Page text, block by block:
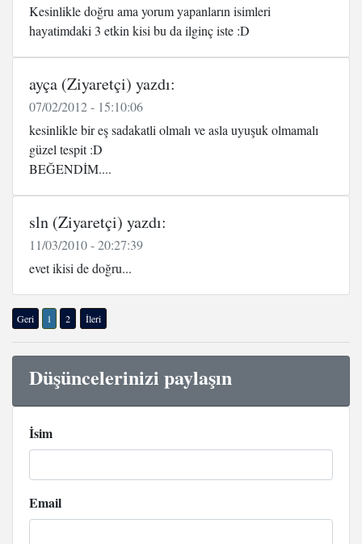
Kesinlikle doğru ama yorum yapanların isimleri
hayatimdaki 3 etkin kisi bu da ilginç iste :D
ayça (Ziyaretçi) yazdı:
07/02/2012 - 15:10:06
kesinlikle bir eş sadakatli olmalı ve asla uyuşuk olmamalı
güzel tespit :D
BEĞENDİM....
sln (Ziyaretçi) yazdı:
11/03/2010 - 20:27:39
evet ikisi de doğru...
Geri 1 2 İleri
Düşüncelerinizi paylaşın
İsim
Email